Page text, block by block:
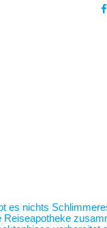
es nichts